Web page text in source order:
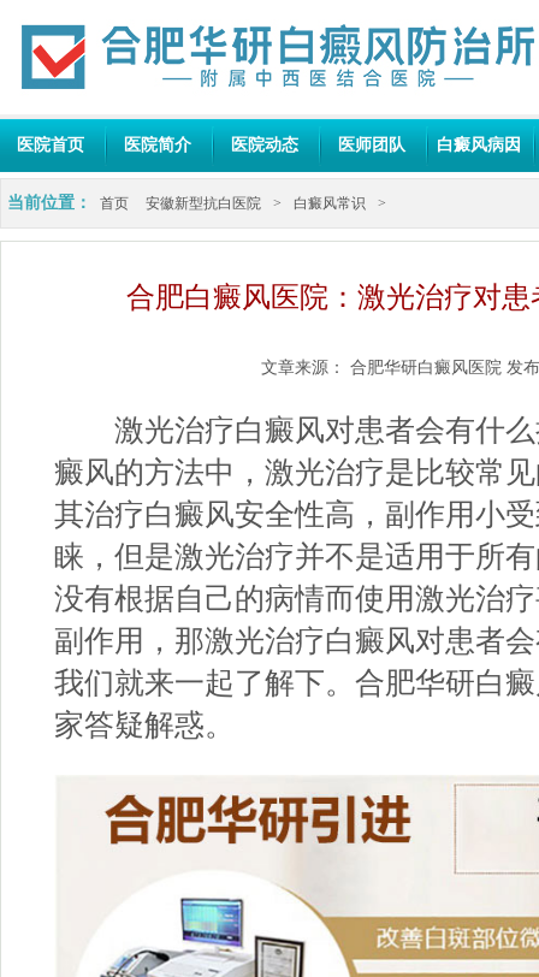
医院首页 医院简介 医院动态 医师团队 白癜风病因
当前位置： 首页 安徽新型抗白医院 > 白癜风常识 >
合肥白癜风医院：激光治疗对
文章来源： 合肥华研白癜风医院 发
激光治疗白癜风对患者会有什么
癜风的方法中，激光治疗是比较常
其治疗白癜风安全性高，副作用小
睐，但是激光治疗并不是适用于所
没有根据自己的病情而使用激光治
副作用，那激光治疗白癜风对患者
我们就来一起了解下。 合肥华研白
家答疑解惑。